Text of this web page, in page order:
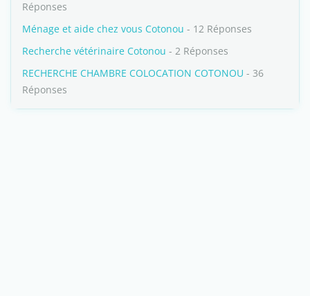
Réponses
Ménage et aide chez vous Cotonou - 12 Réponses
Recherche vétérinaire Cotonou - 2 Réponses
RECHERCHE CHAMBRE COLOCATION COTONOU - 36
Réponses